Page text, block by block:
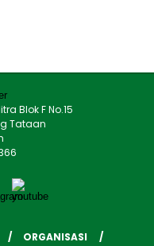
Blok F No.15
Tataan
ORGANISASI